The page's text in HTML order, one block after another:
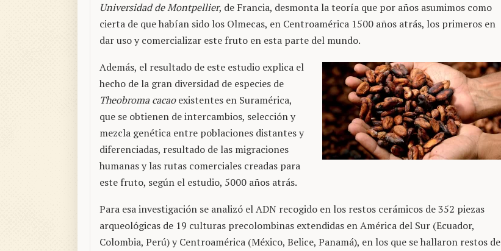
Universidad de Montpellier, de Francia, desmonta la teoría que por años asumimos como
cierta de que habían sido los Olmecas, en Centroamérica 1500 años atrás, los primeros en
dar uso y comercializar este fruto en esta parte del mundo.
Además, el resultado de este estudio explica el
hecho de la gran diversidad de especies de
Theobroma cacaoexistentes en Suramérica,
que se obtienen de intercambios, selección y
mezcla genética entre poblaciones distantes y
diferenciadas, resultado de las migraciones
humanas y las rutas comerciales creadas para
este fruto, según el estudio, 5000 años atrás.
Para esa investigación se analizó el ADN recogido en los restos cerámicos de 352 piezas
arqueológicas de 19 culturas precolombinas extendidas en América del Sur (Ecuador,
Colombia, Perú) y Centroamérica (México, Belice, Panamá), en los que se hallaron restos de